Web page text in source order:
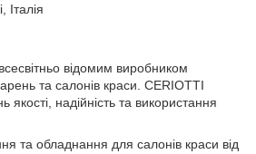
Італія
відомим виробником
та салонів краси. CERIOTTI
якості, надійність та використання
та обладнання для салонів краси від